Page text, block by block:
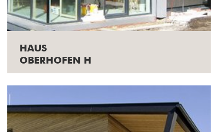
HAUS
OBERHOFEN H